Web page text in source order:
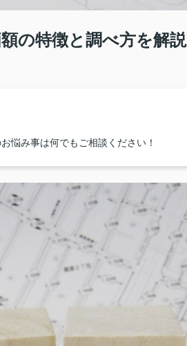
の特徴と調べ方を解説
悩み事は何でもご相談ください！